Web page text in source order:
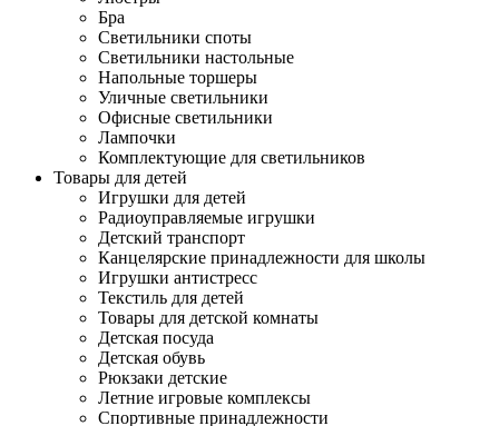
Бра
Светильники споты
Светильники настольные
Напольные торшеры
Уличные светильники
Офисные светильники
Лампочки
Комплектующие для светильников
Товары для детей
Игрушки для детей
Радиоуправляемые игрушки
Детский транспорт
Канцелярские принадлежности для школы
Игрушки антистресс
Текстиль для детей
Товары для детской комнаты
Детская посуда
Детская обувь
Рюкзаки детские
Летние игровые комплексы
Спортивные принадлежности